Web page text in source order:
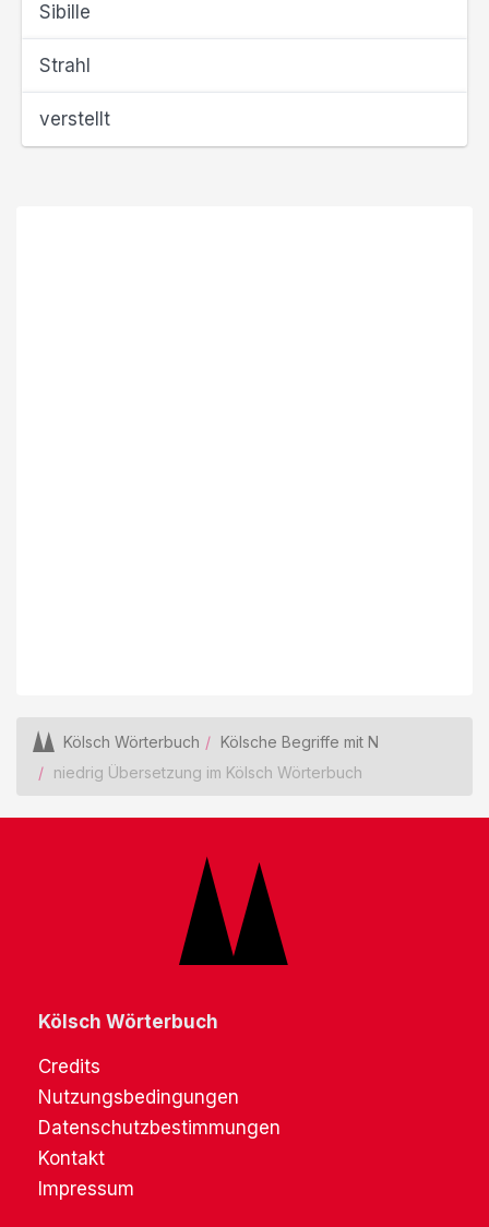
Sibille
Strahl
verstellt
Kölsch Wörterbuch
Kölsche Begriffe mit N
niedrig Übersetzung im Kölsch Wörterbuch
Kölsch Wörterbuch
Credits
Nutzungsbedingungen
Datenschutzbestimmungen
Kontakt
Impressum